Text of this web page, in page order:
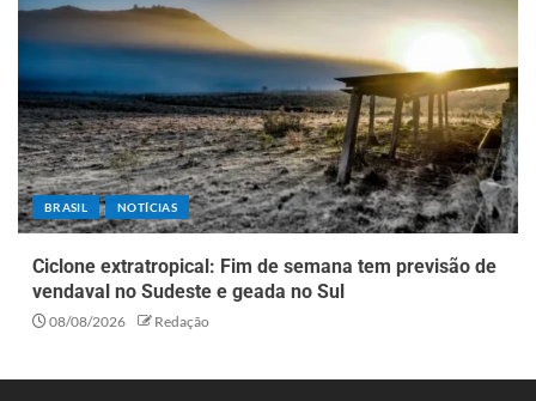
BRASIL NOTÍCIAS
Ciclone extratropical: Fim de semana tem previsão de
vendaval no Sudeste e geada no Sul
08/08/2026 Redação